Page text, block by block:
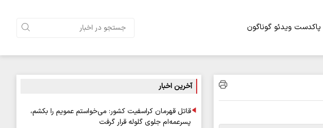
پاکدست ویدئو گوناگون
آخرین اخبار
قاتل قهرمان کراسفیت کشور: می‌خواستم عمویم را بکشم،
پسرعمه‌ام جلوی گلوله قرار گرفت